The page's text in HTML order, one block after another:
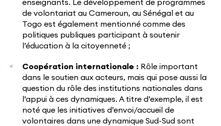
enseignants. Le développement de programmes
de volontariat au Cameroun, au Sénégal et au
Togo est également mentionné comme des
politiques publiques participant à soutenir
l’éducation à la citoyenneté ;
Coopération internationale : Rôle important
dans le soutien aux acteurs, mais qui pose aussi la
question du rôle des institutions nationales dans
l’appui à ces dynamiques. A titre d’exemple, il est
noté que les initiatives d’envoi/accueil de
volontaires dans une dynamique Sud-Sud sont